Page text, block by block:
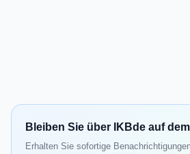
Bleiben Sie über IKBde auf
Erhalten Sie sofortige